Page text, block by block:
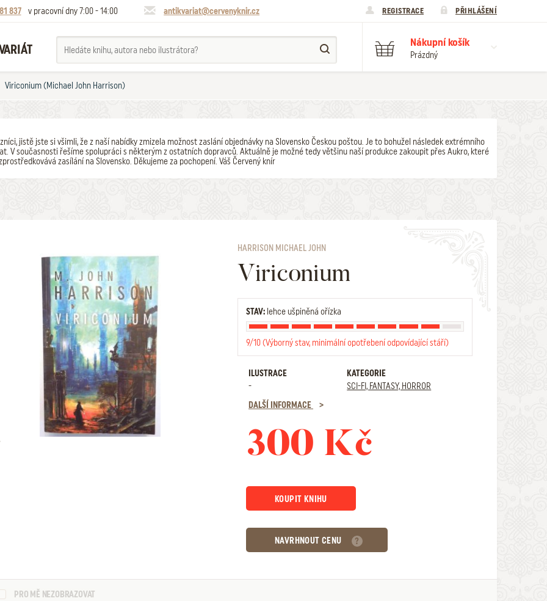
837 v pracovní dny 7:00 - 14:00 antikvariat@cervenyknir.cz REGISTRACE PŘIHLÁŠENÍ
Nákupní košík
Prázdný
Viriconium (Michael John Harrison)
jistě jste si všimli, že z naší nabídky zmizela možnost zaslání objednávky na Slovensko Českou poštou. Je to bohužel následek extrémního
V současnosti řešíme spolupráci s některým z ostatních dopravců. Aktuálně je možné tedy většinu naší produkce zakoupit přes Aukro, které
zasílání na Slovensko. Děkujeme za pochopení. Váš Červený knír
HARRISON MICHAEL JOHN
Viriconium
STAV: lehce ušpiněná ořízka
9/10 (Výborný stav, minimální opotřebení odpovídající stáří)
ILUSTRACE
-
KATEGORIE
SCI-FI, FANTASY, HORROR
DALŠÍ INFORMACE
300 Kč
KOUPIT KNIHU
NAVRHNOUT CENU
PRO MĚ NEZOBRAZOVAT